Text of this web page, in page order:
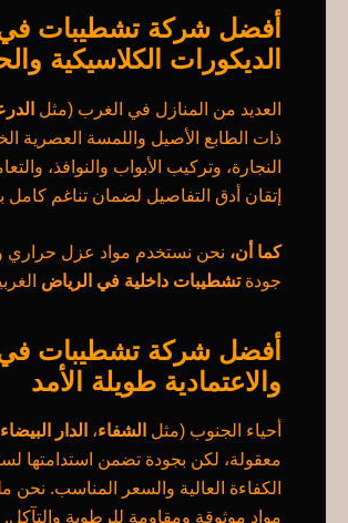
أفضل شركة تشطيبات في
الديكورات الكلاسيكية
العديد من المنازل في الغرب (مثل
ذات الطابع الأصيل واللمسة العصرية
النجارة، وتركيب الأبواب والنوافذ،
إتقان أدق التفاصيل لضمان تناغم كامل
كما أن، نحن نستخدم مواد عزل حراري
جودةتشطيبات داخلية في الرياض
أفضل شركة تشطيبات في
والاعتمادية طويلة الأمد
أحياء الجنوب (مثل الشفاء، الدار البيضاء
معقولة، لكن بجودة تضمن استدامتها
الكفاءة العالية والسعر المناسب.
مواد موثوقة ومقاومة للرطوبة والتآكل.